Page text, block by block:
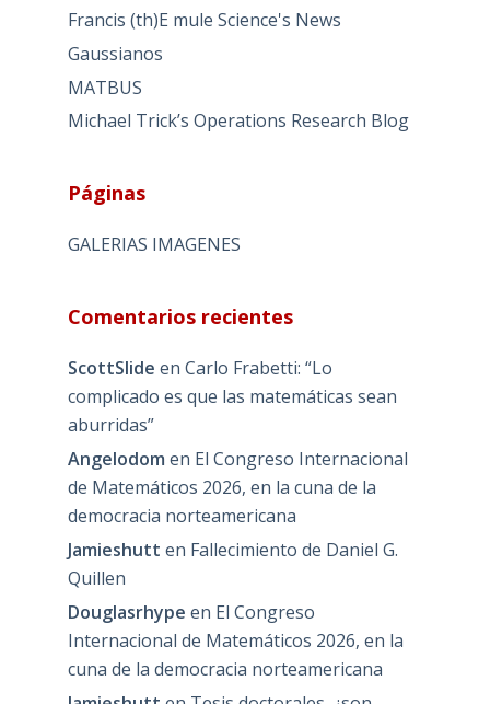
Francis (th)E mule Science's News
Gaussianos
MATBUS
Michael Trick’s Operations Research Blog
Páginas
GALERIAS IMAGENES
Comentarios recientes
ScottSlide en Carlo Frabetti: “Lo
complicado es que las matemáticas sean
aburridas”
Angelodom en El Congreso Internacional
de Matemáticos 2026, en la cuna de la
democracia norteamericana
Jamieshutt en Fallecimiento de Daniel G.
Quillen
Douglasrhype en El Congreso
Internacional de Matemáticos 2026, en la
cuna de la democracia norteamericana